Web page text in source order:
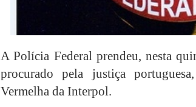
A Polícia Federal prendeu, nesta
procurado pela justiça
Vermelha da Interpol.